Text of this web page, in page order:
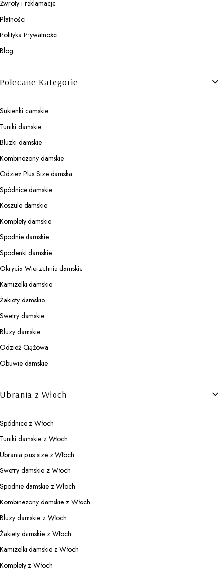
Zwroty i reklamacje
Płatności
Polityka Prywatności
Blog
Polecane Kategorie
Sukienki damskie
Tuniki damskie
Bluzki damskie
Kombinezony damskie
Odzież Plus Size damska
Spódnice damskie
Koszule damskie
Komplety damskie
Spodnie damskie
Spodenki damskie
Okrycia Wierzchnie damskie
Kamizelki damskie
Żakiety damskie
Swetry damskie
Bluzy damskie
Odzież Ciążowa
Obuwie damskie
Ubrania z Włoch
Spódnice z Włoch
Tuniki damskie z Włoch
Ubrania plus size z Włoch
Swetry damskie z Włoch
Spodnie damskie z Włoch
Kombinezony damskie z Włoch
Bluzy damskie z Włoch
Żakiety damskie z Włoch
Kamizelki damskie z Włoch
Komplety z Włoch